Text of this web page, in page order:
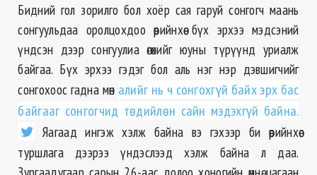
Бидний гол зорилго бол хоёр сая гаруй сонгогч маань
сонгуульдаа оролцохдоо өөрийнхөө бүх эрхээ мэдсэний
үндсэн дээр сонгуулиа өгөхийг юуны түрүүнд уриалж
байгаа. Бүх эрхээ гэдэг бол аль нэг нэр дэвшигчийг
сонгохоос гадна мөн алийг нь ч сонгохгүй байх эрх бас
байгааг сонгогчид төдийлөн сайн мэдэхгүй байна.
Яагаад ингэж хэлж байна вэ гэхээр би өөрийнхөө
туршлага дээрээ үндэслээд хэлж байна л даа.